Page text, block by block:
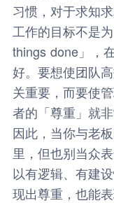
习惯，对于求知
工作的目标不是
things done」，
好。要想使团队
关重要，而要使
者的「尊重」就非
因此，当你与老
里，但也别当众
以有逻辑、有建
现出尊重，也能